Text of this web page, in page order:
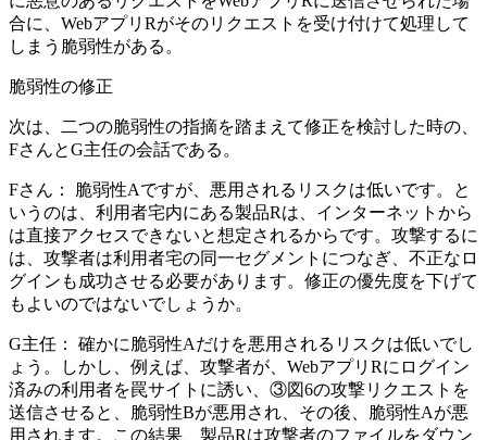
合に、WebアプリRがそのリクエストを受け付けて処理して
しまう脆弱性がある。
脆弱性の修正
次は、二つの脆弱性の指摘を踏まえて修正を検討した時の、
FさんとG主任の会話である。
Fさん：
脆弱性Aですが、悪用されるリスクは低いです。と
いうのは、利用者宅内にある製品Rは、インターネットから
は直接アクセスできないと想定されるからです。攻撃するに
は、攻撃者は利用者宅の同一セグメントにつなぎ、不正なロ
グインも成功させる必要があります。修正の優先度を下げて
もよいのではないでしょうか。
G主任：
確かに脆弱性Aだけを悪用されるリスクは低いでし
ょう。しかし、例えば、攻撃者が、WebアプリRにログイン
済みの利用者を罠サイトに誘い、 ③図6の攻撃リクエストを
送信させる と、脆弱性Bが悪用され、その後、脆弱性Aが悪
用されます。この結果、製品Rは攻撃者のファイルをダウン